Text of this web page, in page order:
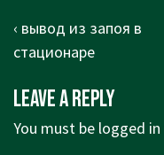
Post
navigation
Previous
Post
‹ вывод из запоя в
стационаре
Leave a Reply
You must be logged in